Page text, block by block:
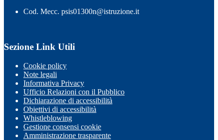
Cod. Mecc. psis01300n@istruzione.it
Sezione Link Utili
Cookie policy
Note legali
Informativa Privacy
Ufficio Relazioni con il Pubblico
Dichiarazione di accessibilità
Obiettivi di accessibilità
Whistleblowing
Gestione consensi cookie
Amministrazione trasparente